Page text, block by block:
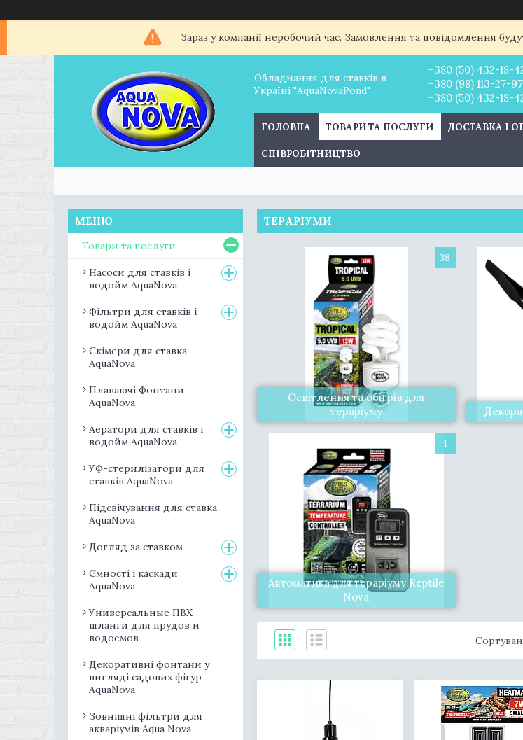
Зараз у компанії неробочий час. Замовлення та повідомлення
Обладнання для ставків в
Україні "AquaNovaPond"
+380 (50) 432-18-
+380 (98) 113-27-97
+380 (50) 432-18-
ГОЛОВНА ТОВАРИ ТА ПОСЛУГИ ДОСТАВКА І
СПІВРОБІТНИЦТВО
ТЕРАРІУМИ
38
Освітлення та обігрів для
тераріуму
1
Автоматика для тераріуму Reptile
Nova
Товари та послуги
Насоси для ставків і
водойм AquaNova
Фільтри для ставків і
водойм AquaNova
Скімери для ставка
AquaNova
Плаваючі Фонтани
AquaNova
Аератори для ставків і
водойм AquaNova
УФ-стерилізатори для
ставків AquaNova
Підсвічування для ставка
AquaNova
Догляд за ставком
Ємності і каскади
AquaNova
Универсальные ПВХ
шланги для прудов и
водоемов
Декоративні фонтани у
вигляді садових фігур
AquaNova
Зовнішні фільтри для
акваріумів Aqua Nova